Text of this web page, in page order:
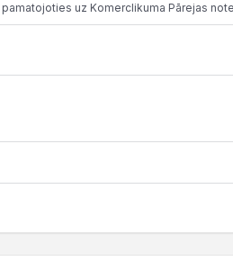
pamatojoties uz Komerclikuma Pārejas